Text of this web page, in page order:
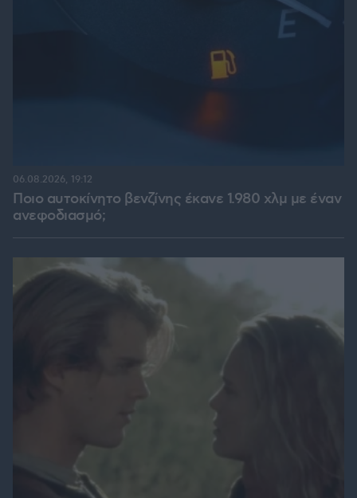
Ποιο αυτοκίνητο βενζίνης έκανε 1.980 χλμ με έναν
ανεφοδιασμό;
06.08.2026, 19:12